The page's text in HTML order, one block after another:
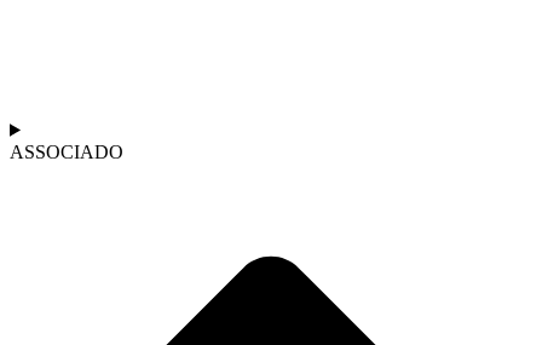
ASSOCIADO